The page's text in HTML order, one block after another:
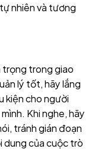
nhiên và tương
trọng trong giao
lý tốt, hãy lắng
kiện cho người
Khi nghe, hãy
tránh gián đoạn
dung của cuộc trò